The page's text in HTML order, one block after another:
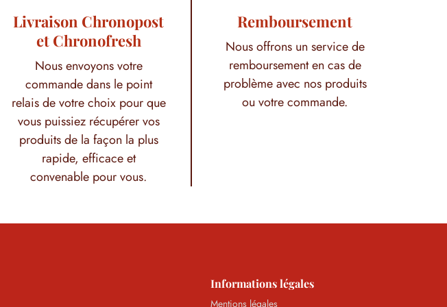
Livraison Chronopost
et Chronofresh
Nous envoyons votre
commande dans le point
relais de votre choix pour que
vous puissiez récupérer vos
produits de la façon la plus
rapide, efficace et
convenable pour vous.
Remboursement
Nous offrons un service de
remboursement en cas de
problème avec nos produits
ou votre commande.
Informations légales
Mentions légales